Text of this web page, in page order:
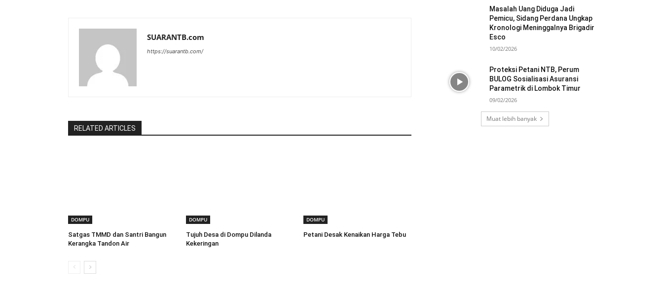
SUARANTB.com
https://suarantb.com/
RELATED ARTICLES
DOMPU
Satgas TMMD dan Santri Bangun
Kerangka Tandon Air
DOMPU
Tujuh Desa di Dompu Dilanda
Kekeringan
DOMPU
Petani Desak Kenaikan Harga Tebu
Masalah Uang Diduga Jadi
Pemicu, Sidang Perdana Ungkap
Kronologi Meninggalnya Brigadir
Esco
10/02/2026
Proteksi Petani NTB, Perum
BULOG Sosialisasi Asuransi
Parametrik di Lombok Timur
09/02/2026
Muat lebih banyak